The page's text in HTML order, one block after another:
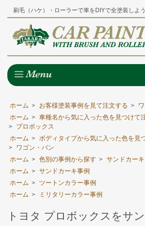
刷毛（ハケ）・ローラーで車をDIYで全塗装しよう
ホーム > お客様塗装事例を見て注文する >
ホーム > 車種名から気に入った色を見つけて
>
プロボックス
ホーム > ボディタイプから気に入った色を見
>
ワゴン・バン
ホーム > 色別の事例から探す > サンドカーキ
ホーム > サンドカーキ事例
ホーム >
ツートンカラー事例
ホーム > ミリタリーカラー事例
トヨタ プロボックスをサ